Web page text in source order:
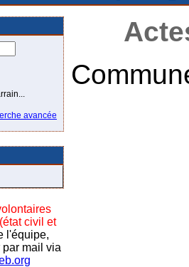
avancée
civil et
l'équipe,
par mail via